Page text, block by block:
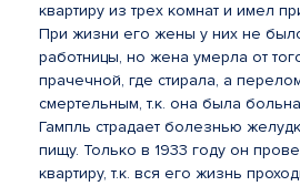
квартиру из трех комнат и имел
При жизни его жены у них не
работницы, но жена умерла от
прачечной, где стирала, а
смертельным, т.к. она была
Гампль страдает болезнью
пищу. Только в 1933 году он
квартиру, т.к. вся его жизнь